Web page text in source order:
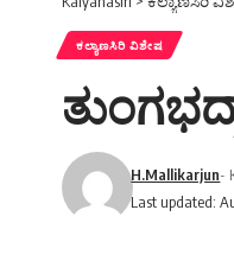
ಕಲ್ಯಾಣಸಿರಿ ವಿಶೇಷ
Last updated:
H.Mallikarjun-